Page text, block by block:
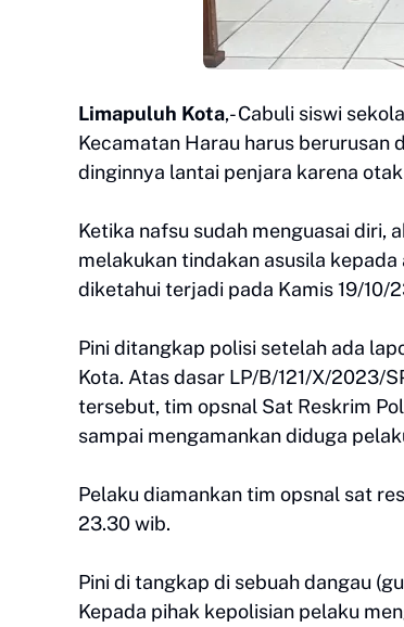
Limapuluh Kota,- Cabuli siswi
Kecamatan Harau harus berurusan
dinginnya lantai penjara karena
Ketika nafsu sudah menguasai diri,
melakukan tindakan asusila kepada
diketahui terjadi pada Kamis 19/10/
Pini ditangkap polisi setelah ada
Kota. Atas dasar LP/B/121/X/2023/
tersebut, tim opsnal Sat Reskrim
sampai mengamankan diduga
Pelaku diamankan tim opsnal sat
23.30 wib.
Pini di tangkap di sebuah dangau
Kepada pihak kepolisian pelaku